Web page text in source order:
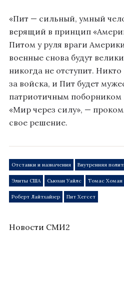
«Пит — сильный, умный
верящий в принцип
Питом у руля враги
военные снова будут
никогда не отступит.
за войска, и Пит будет
патриотичным
«Мир через силу», —
свое решение.
Отставки и назначения Внутренняя
Элиты США Сьюзан Уайлс Томас Хоман
Роберт Лайтхайзер Пит Хегсет
Новости СМИ2